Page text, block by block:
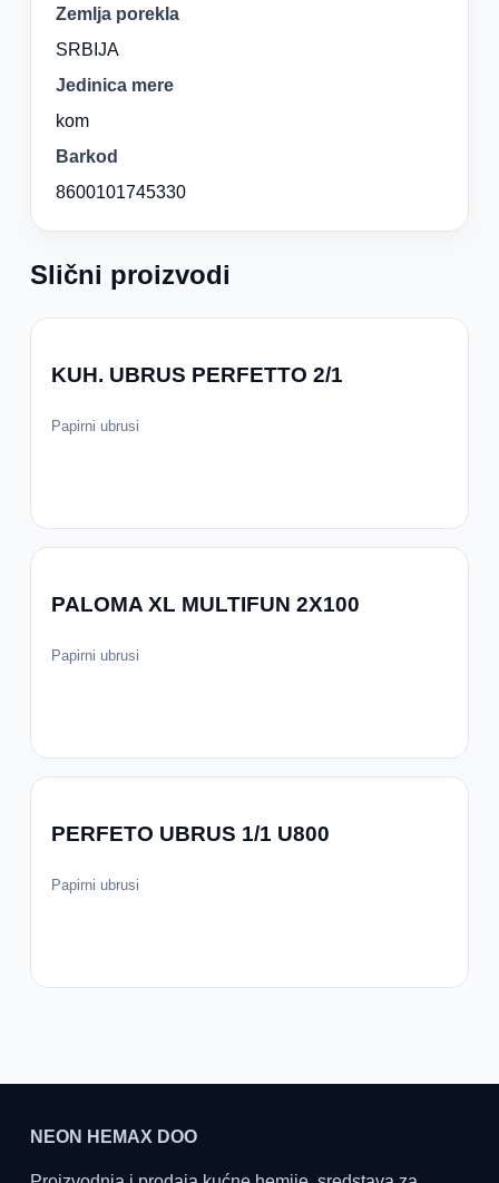
Zemlja porekla
SRBIJA
Jedinica mere
kom
Barkod
8600101745330
Slični proizvodi
KUH. UBRUS PERFETTO 2/1
Papirni ubrusi
PALOMA XL MULTIFUN 2X100
Papirni ubrusi
PERFETO UBRUS 1/1 U800
Papirni ubrusi
NEON HEMAX DOO